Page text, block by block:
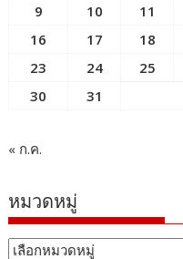
9
10 11
16
17 18
23
24 25
30
31
« ก.ค.
หมวดหมู่
หมวด